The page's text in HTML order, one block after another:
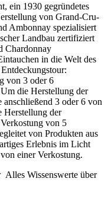
ein 1930 gegründetes
von Grand-Cru-
Ambonnay spezialisiert
Landbau zertifiziert
Chardonnay
in die Welt des
von 3 oder 6
die Herstellung der
anschließend 3 oder 6 von
Herstellung der
von 5
von Produkten aus
Erlebnis im Licht
einer Verkostung.
Alles Wissenswerte über